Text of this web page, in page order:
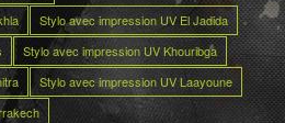
Stylo avec impression UV El Jadida
Stylo avec impression UV Khouribga
Stylo avec impression UV Laayoune